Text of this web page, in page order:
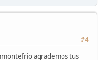
#4
agrademos tus